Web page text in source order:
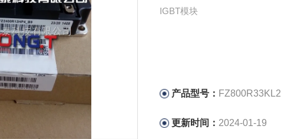
IGBT模块
产品型号： FZ800R33KL2C_B5
更新时间： 2024-01-19